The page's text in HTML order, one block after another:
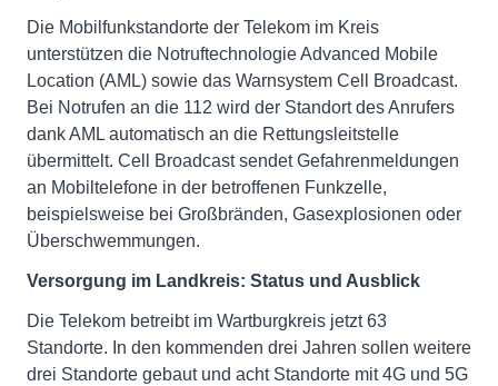
Die Mobilfunkstandorte der Telekom im Kreis
unterstützen die Notruftechnologie Advanced Mobile
Location (AML) sowie das Warnsystem Cell Broadcast.
Bei Notrufen an die 112 wird der Standort des Anrufers
dank AML automatisch an die Rettungsleitstelle
übermittelt. Cell Broadcast sendet Gefahrenmeldungen
an Mobiltelefone in der betroffenen Funkzelle,
beispielsweise bei Großbränden, Gasexplosionen oder
Überschwemmungen.
Versorgung im Landkreis: Status und Ausblick
Die Telekom betreibt im Wartburgkreis jetzt 63
Standorte. In den kommenden drei Jahren sollen weitere
drei Standorte gebaut und acht Standorte mit 4G und 5G